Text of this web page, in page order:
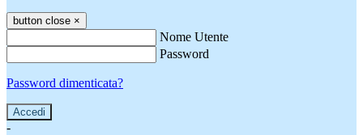
button close ×
Nome Utente
Password
Password dimenticata?
-